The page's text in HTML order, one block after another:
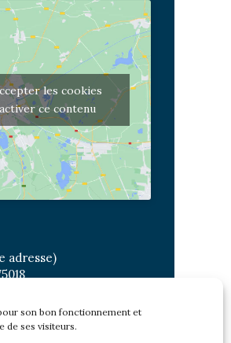
son bon fonctionnement et
de ses visiteurs.
les cookies
ce contenu
adresse)